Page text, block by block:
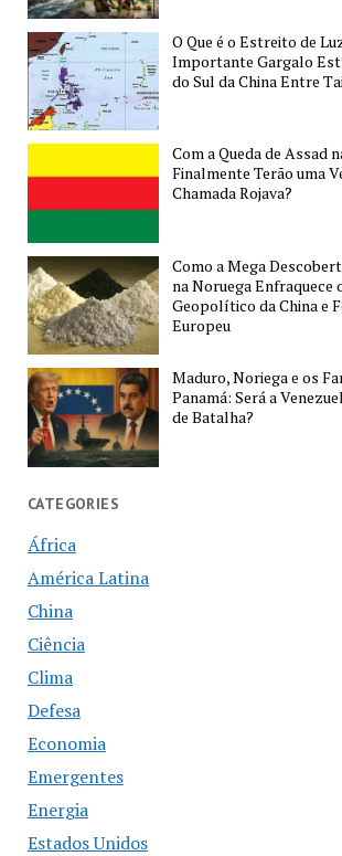
O Que é o Estreito de
Importante Gargalo
do Sul da China Entre
Com a Queda de Assad
Finalmente Terão uma
Chamada Rojava?
Como a Mega
na Noruega Enfraquece
Geopolítico da China e
Europeu
Maduro, Noriega e os
Panamá: Será a
de Batalha?
CATEGORIES
África
América Latina
China
Ciência
Clima
Defesa
Economia
Emergentes
Energia
Estados Unidos